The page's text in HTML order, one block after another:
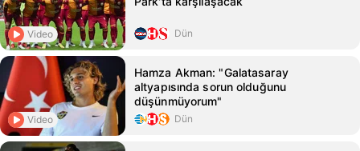
Video Dün
Video
Hamza Akman: "Galatasaray
altyapısında sorun olduğunu
düşünmüyorum"
Dün